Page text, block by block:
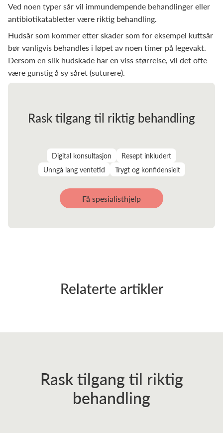
Ved noen typer sår vil immundempende behandlinger eller
antibiotikatabletter være riktig behandling.
Hudsår som kommer etter skader som for eksempel kuttsår
bør vanligvis behandles i løpet av noen timer på legevakt.
Dersom en slik hudskade har en viss størrelse, vil det ofte
være gunstig å sy såret (suturere).
Rask tilgang til riktig behandling
Digital konsultasjon
Resept inkludert
Unngå lang ventetid
Trygt og konfidensielt
Få spesialisthjelp
Relaterte artikler
Rask tilgang til riktig
behandling